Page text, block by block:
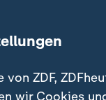
ZDF,
wir Cookies